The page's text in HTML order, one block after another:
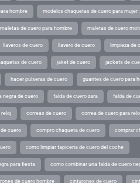
hombre modelos chaquetas de cuero para mujer
maletas de cuero para hombre maletas de cuero
llaveros de cuero llavero de cuero limpieza de
de cuero jaket de cuero jackets de
hacer pulseras de cuero guantes de cuero para
negra de cuero falda de cuero zara falda de
reloj correas de cuero correa de cuero para
cuero compro chaqueta de cuero comprar
como limpiar tapiceria de cuero del coche
para fiesta como combinar una falda de cuero
de cuero hombre cinturones de cuero